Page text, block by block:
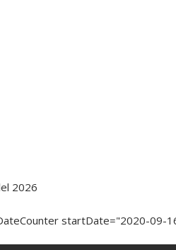
2026
startDate="2020-09-